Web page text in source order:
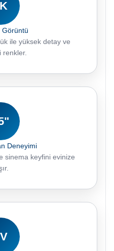
Görüntü
ile yüksek detay ve
renkler.
Deneyimi
sinema keyfini evinize